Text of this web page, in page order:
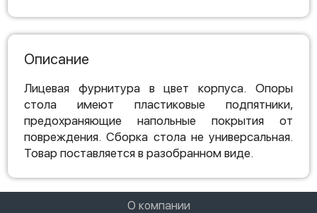
Описание
Лицевая фурнитура в цвет корпуса. Опоры
стола имеют пластиковые подпятники,
предохраняющие напольные покрытия от
повреждения. Сборка стола не универсальная.
Товар поставляется в разобранном виде.
О компании